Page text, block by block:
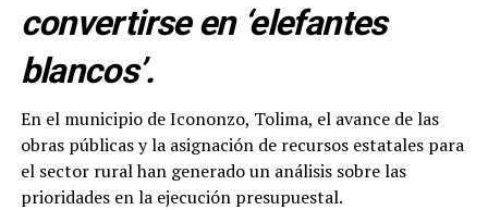
convertirse en ‘elefantes
blancos’.
En el municipio de Icononzo, Tolima, el avance de las
obras públicas y la asignación de recursos estatales para
el sector rural han generado un análisis sobre las
prioridades en la ejecución presupuestal.